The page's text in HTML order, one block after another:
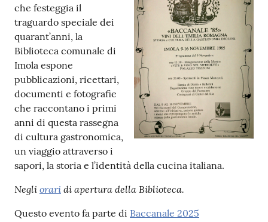
Archivio
storico
Decentrate
Patto
per
la
lettura
Seguici
su
che festeggia il
traguardo speciale dei
quarant’anni, la
Biblioteca comunale di
Imola espone
pubblicazioni, ricettari,
documenti e fotografie
che raccontano i primi
anni di questa rassegna
di cultura gastronomica,
un viaggio attraverso i
sapori, la storia e l’identità della cucina italiana.
Neglioraridi apertura della Biblioteca.
Questo evento fa parte di Baccanale 2025